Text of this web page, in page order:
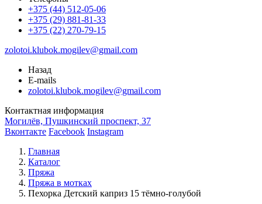
+375 (44) 512-05-06
+375 (29) 881-81-33
+375 (22) 270-79-15
zolotoi.klubok.mogilev@gmail.com
Назад
E-mails
zolotoi.klubok.mogilev@gmail.com
Контактная информация
Могилёв, Пушкинский проспект, 37
Вконтакте Facebook Instagram
Главная
Каталог
Пряжа
Пряжа в мотках
Пехорка Детский каприз 15 тёмно-голубой